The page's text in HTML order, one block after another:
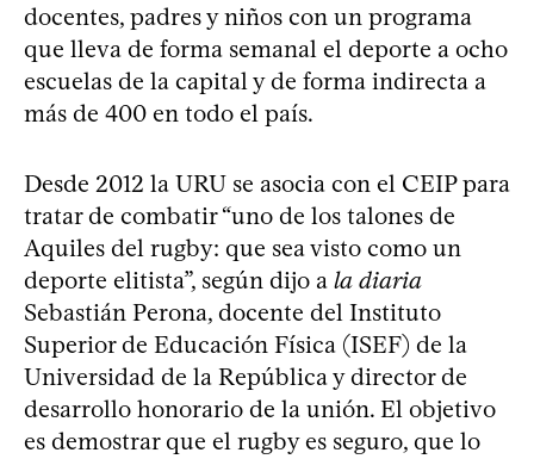
docentes, padres y niños con un programa
que lleva de forma semanal el deporte a ocho
escuelas de la capital y de forma indirecta a
más de 400 en todo el país.
Desde 2012 la URU se asocia con el CEIP para
tratar de combatir “uno de los talones de
Aquiles del rugby: que sea visto como un
deporte elitista”, según dijo a la diaria
Sebastián Perona, docente del Instituto
Superior de Educación Física (ISEF) de la
Universidad de la República y director de
desarrollo honorario de la unión. El objetivo
es demostrar que el rugby es seguro, que lo